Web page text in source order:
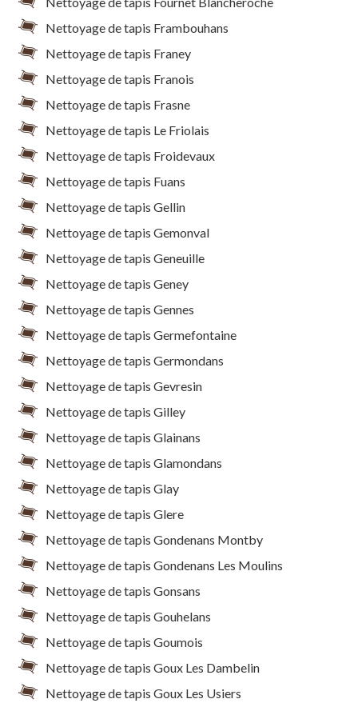
Nettoyage de tapis Frambouhans
Nettoyage de tapis Franey
Nettoyage de tapis Franois
Nettoyage de tapis Frasne
Nettoyage de tapis Le Friolais
Nettoyage de tapis Froidevaux
Nettoyage de tapis Fuans
Nettoyage de tapis Gellin
Nettoyage de tapis Gemonval
Nettoyage de tapis Geneuille
Nettoyage de tapis Geney
Nettoyage de tapis Gennes
Nettoyage de tapis Germefontaine
Nettoyage de tapis Germondans
Nettoyage de tapis Gevresin
Nettoyage de tapis Gilley
Nettoyage de tapis Glainans
Nettoyage de tapis Glamondans
Nettoyage de tapis Glay
Nettoyage de tapis Glere
Nettoyage de tapis Gondenans Montby
Nettoyage de tapis Gondenans Les Moulins
Nettoyage de tapis Gonsans
Nettoyage de tapis Gouhelans
Nettoyage de tapis Goumois
Nettoyage de tapis Goux Les Dambelin
Nettoyage de tapis Goux Les Usiers